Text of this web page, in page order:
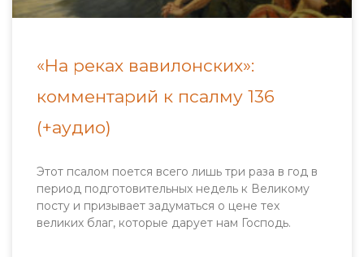
«На реках вавилонских»:
комментарий к псалму 136
(+аудио)
Этот псалом поется всего лишь три раза в год в
период подготовительных недель к Великому
посту и призывает задуматься о цене тех
великих благ, которые дарует нам Господь.